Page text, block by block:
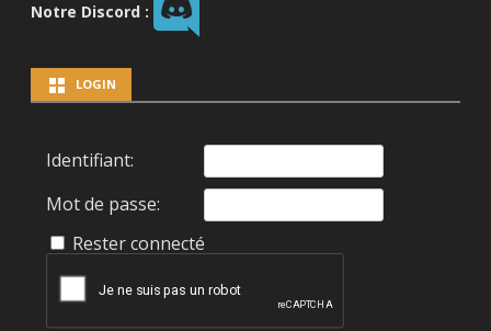
Notre Discord :
LOGIN
Identifiant:
Mot de passe:
Rester connecté